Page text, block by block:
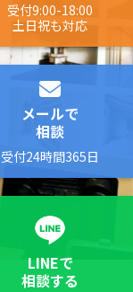
メールで
相談
受付24時間365日
受付9:00-18:00
土日祝も対応
LINEで
相談する